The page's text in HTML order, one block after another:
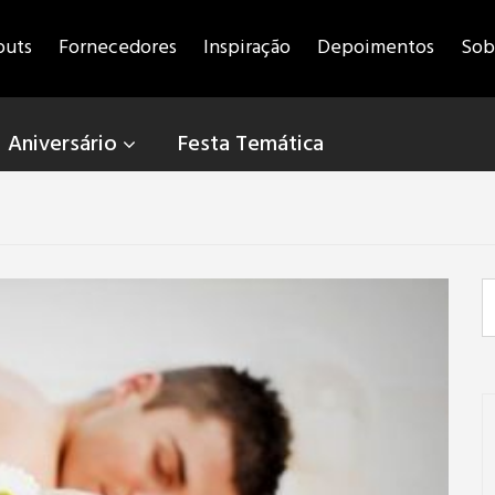
Fornecedores Inspiração Depoimentos
Aniversário Festa Temática